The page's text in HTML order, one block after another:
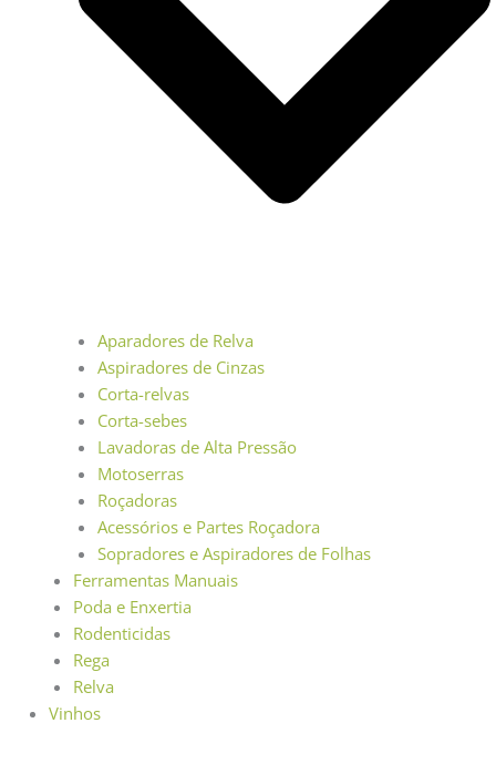
Aparadores de Relva
Aspiradores de Cinzas
Corta-relvas
Corta-sebes
Lavadoras de Alta Pressão
Motoserras
Roçadoras
Acessórios e Partes Roçadora
Sopradores e Aspiradores de Folhas
Ferramentas Manuais
Poda e Enxertia
Rodenticidas
Rega
Relva
Vinhos